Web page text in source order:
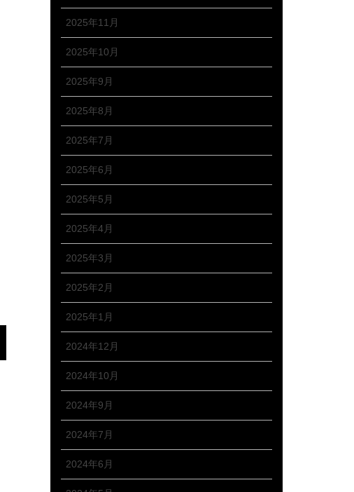
2025年11月
2025年10月
2025年9月
2025年8月
2025年7月
2025年6月
2025年5月
2025年4月
2025年3月
2025年2月
2025年1月
2024年12月
2024年10月
2024年9月
2024年7月
2024年6月